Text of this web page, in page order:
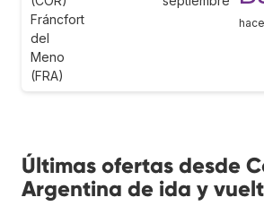
Fráncfort
del
Meno
(FRA)
Últimas ofertas desde
Argentina de ida y